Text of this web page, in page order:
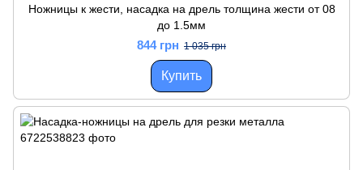
Ножницы к жести, насадка на дрель толщина жести от 08
до 1.5мм
844 грн 1 035 грн
Купить